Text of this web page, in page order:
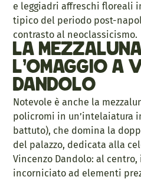
e leggiadri affreschi floreali
tipico del periodo post-
contrasto al neoclassicismo.
La
l’omaggio a
Dandolo
Notevole è anche la
policromi in un’intelaiatura
battuto), che domina la
del palazzo, dedicata alla
Vincenzo Dandolo: al
incorniciato ad elementi